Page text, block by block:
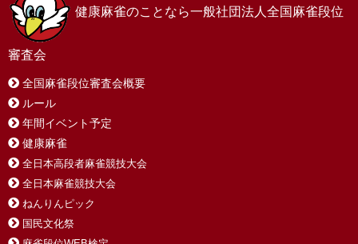
健康麻雀のことなら一般社団法人全国麻雀段位
審査会
全国麻雀段位審査会概要
ルール
年間イベント予定
健康麻雀
全日本高段者麻雀競技大会
全日本麻雀競技大会
ねんりんピック
国民文化祭